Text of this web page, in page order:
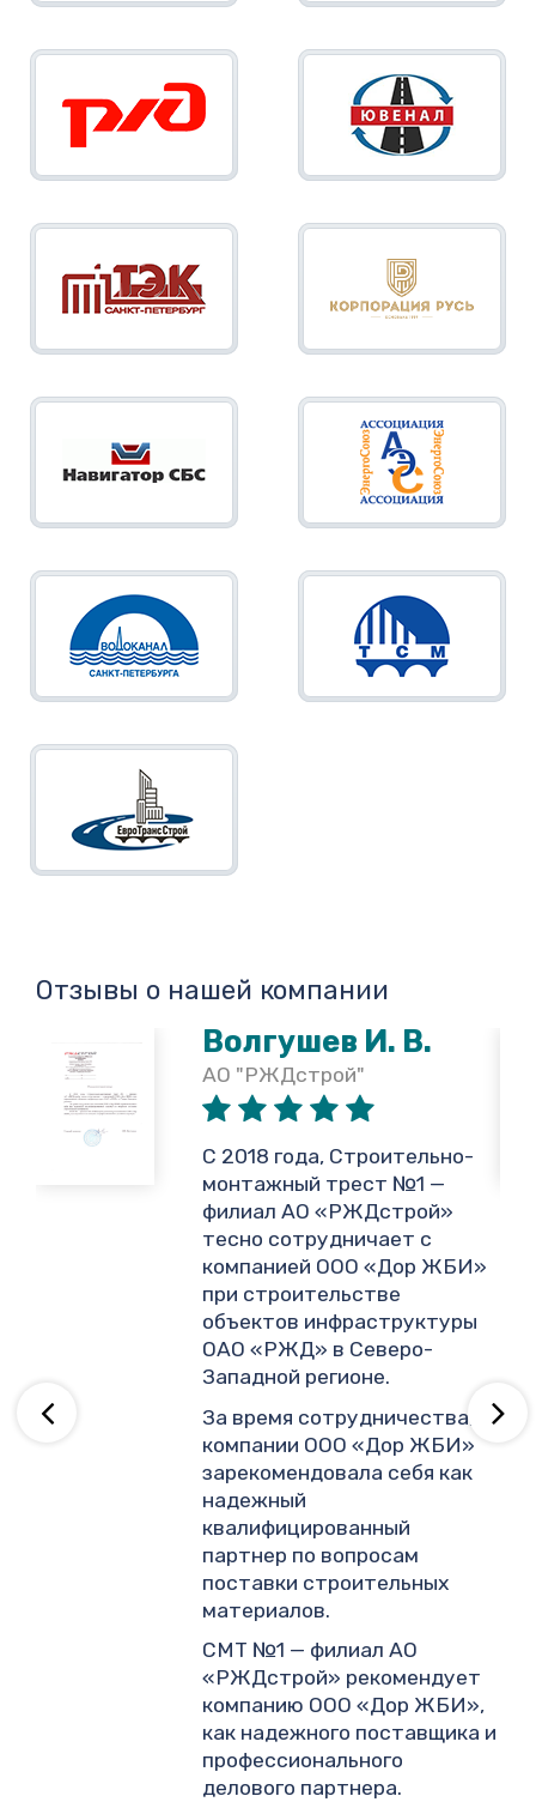
Отзывы о нашей компании
Волгушев И. В.
АО "РЖДстрой"
С 2018 года, Строительно-
монтажный трест №1 —
филиал АО «РЖДстрой»
тесно сотрудничает с
компанией ООО «Дор ЖБИ»
при строительстве
объектов инфраструктуры
ОАО «РЖД» в Северо-
Западной регионе.
За время сотрудничества,
компании ООО «Дор ЖБИ»
зарекомендовала себя как
надежный
квалифицированный
партнер по вопросам
поставки строительных
материалов.
СМТ №1 — филиал АО
«РЖДстрой» рекомендует
компанию ООО «Дор ЖБИ»,
как надежного поставщика и
профессионального
делового партнера.